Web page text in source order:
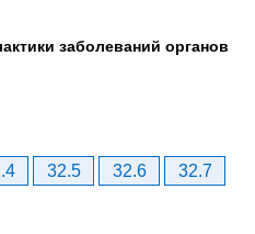
заболеваний органов
32.5 32.6
32.7